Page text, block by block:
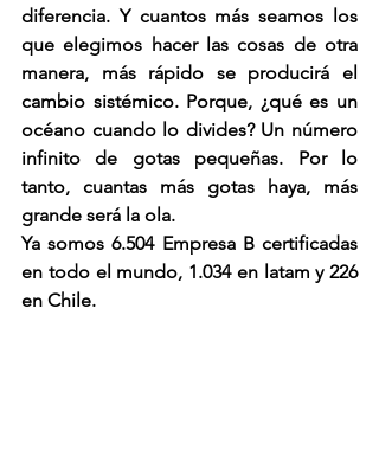
diferencia. Y cuantos más seamos los
que elegimos hacer las cosas de otra
manera, más rápido se producirá el
cambio sistémico. Porque, ¿qué es un
océano cuando lo divides? Un número
infinito de gotas pequeñas. Por lo
tanto, cuantas más gotas haya, más
grande será la ola.
Ya somos 6.504 Empresa B certificadas
en todo el mundo, 1.034 en latam y 226
en Chile.